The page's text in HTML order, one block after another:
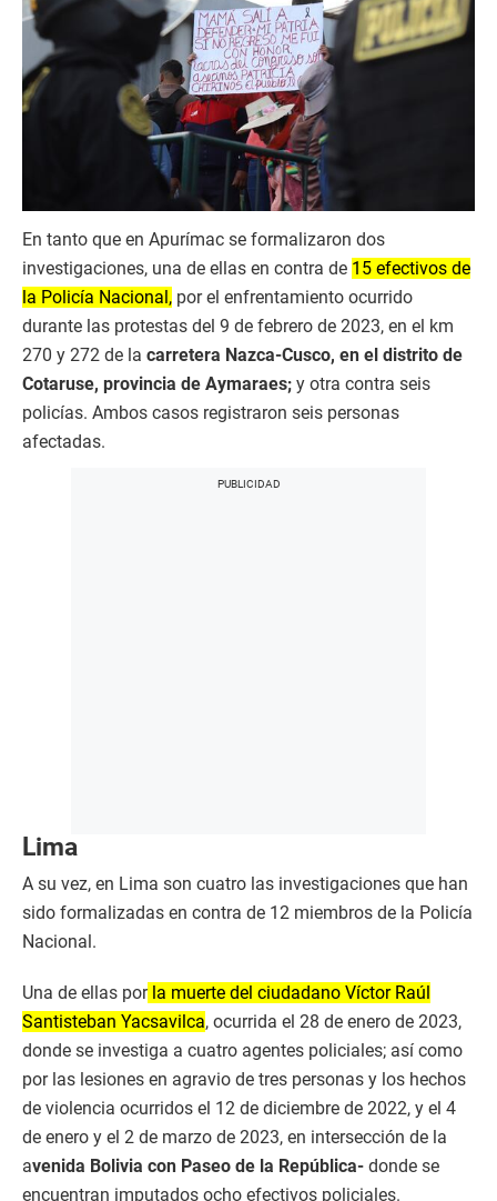
En tanto que en Apurímac se formalizaron dos
investigaciones, una de ellas en contra de 15 efectivos de
la Policía Nacional, por el enfrentamiento ocurrido
durante las protestas del 9 de febrero de 2023, en el km
270 y 272 de la carretera Nazca-Cusco, en el distrito de
Cotaruse, provincia de Aymaraes; y otra contra seis
policías. Ambos casos registraron seis personas
afectadas.
Lima
A su vez, en Lima son cuatro las investigaciones que han
sido formalizadas en contra de 12 miembros de la Policía
Nacional.
Una de ellas por la muerte del ciudadano Víctor Raúl
Santisteban Yacsavilca, ocurrida el 28 de enero de 2023,
donde se investiga a cuatro agentes policiales; así como
por las lesiones en agravio de tres personas y los hechos
de violencia ocurridos el 12 de diciembre de 2022, y el 4
de enero y el 2 de marzo de 2023, en intersección de la
avenida Bolivia con Paseo de la República- donde se
encuentran imputados ocho efectivos policiales.